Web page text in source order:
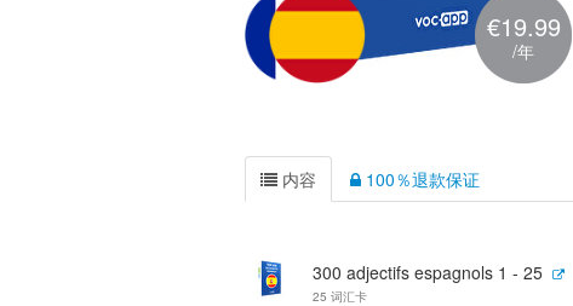
€19.99
/年
内容 100％退款保证
300 adjectifs espagnols 1 - 25
25 词汇卡